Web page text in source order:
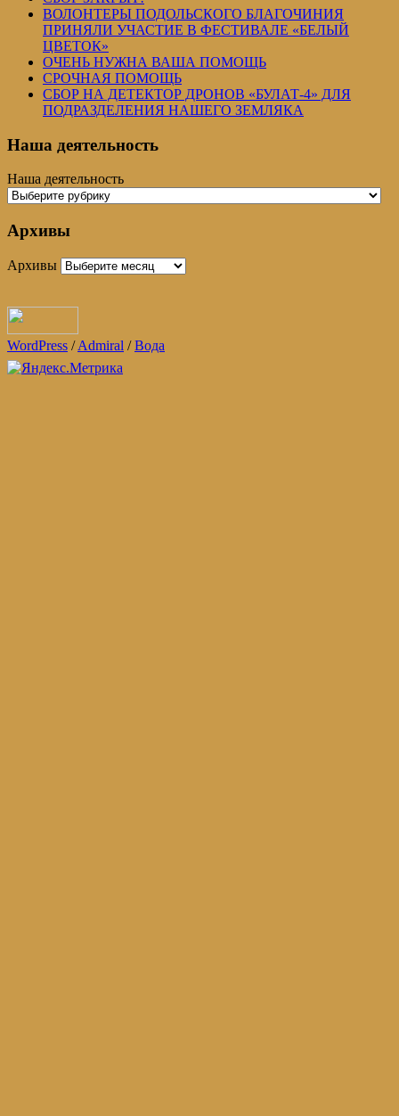
ВОЛОНТЕРЫ ПОДОЛЬСКОГО БЛАГОЧИНИЯ
ПРИНЯЛИ УЧАСТИЕ В ФЕСТИВАЛЕ «БЕЛЫЙ
ЦВЕТОК»
ОЧЕНЬ НУЖНА ВАША ПОМОЩЬ
СРОЧНАЯ ПОМОЩЬ
СБОР НА ДЕТЕКТОР ДРОНОВ «БУЛАТ-4» ДЛЯ
ПОДРАЗДЕЛЕНИЯ НАШЕГО ЗЕМЛЯКА
Наша деятельность
Наша деятельность
Архивы
Архивы
WordPress /Admiral /Вода